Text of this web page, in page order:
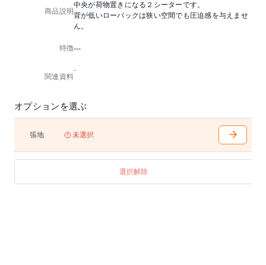
商品説明
中央が荷物置きになる２シーターです。
背が低いローバックは狭い空間でも圧迫感を与えませ
ん。
特徴---
関連資料
-
オプションを選ぶ
張地 未選択
選択解除